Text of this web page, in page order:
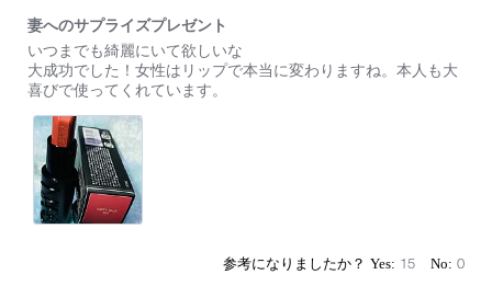
妻へのサプライズプレゼント
Review
by
on
Sep
2024
review
stating
妻
の
サ
プ
ラ
イ
ズ
いつまでも綺麗にいて欲しいな
大成功でした！女性はリップで本当に変わりますね。本人も大
喜びで使ってくれています。
15 0